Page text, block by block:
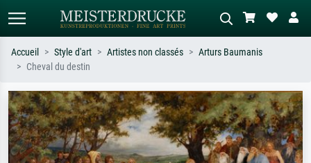
Recherchez par artiste, titre ou style –
ex. Monet, Nuit étoilée,
impressionnisme, vague de Hokusai,
nu.
Décrivez la scène – ex. prairie verte,
abstrait avec beaucoup de rouge,
tableau sombre, nu debout près d'un
arbre.
Accueil Style d'art Artistes non classés
Arturs Baumanis
Cheval du destin